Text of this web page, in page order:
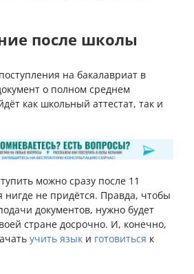
после школы
на бакалавриат в
о полном среднем
как школьный аттестат, так и
можно сразу после 11
нигде не придётся. Правда, чтобы
документов, нужно будет
стране досрочно. И, конечно,
учить язык и готовиться к